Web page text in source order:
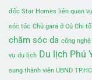
đốc Star Homes liên quan
sóc tóc Chủ gara ở Củ Chi
chăm sóc da công nghệ
vụ du lịch Du lịch Phú
sung thành viên UBND